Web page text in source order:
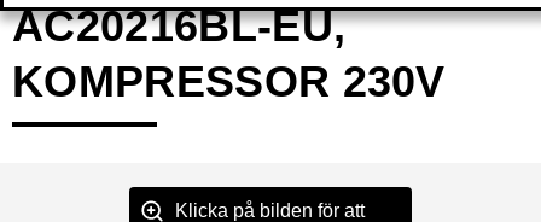
AC20216BL-EU,
KOMPRESSOR 230V
Klicka på bilden för att